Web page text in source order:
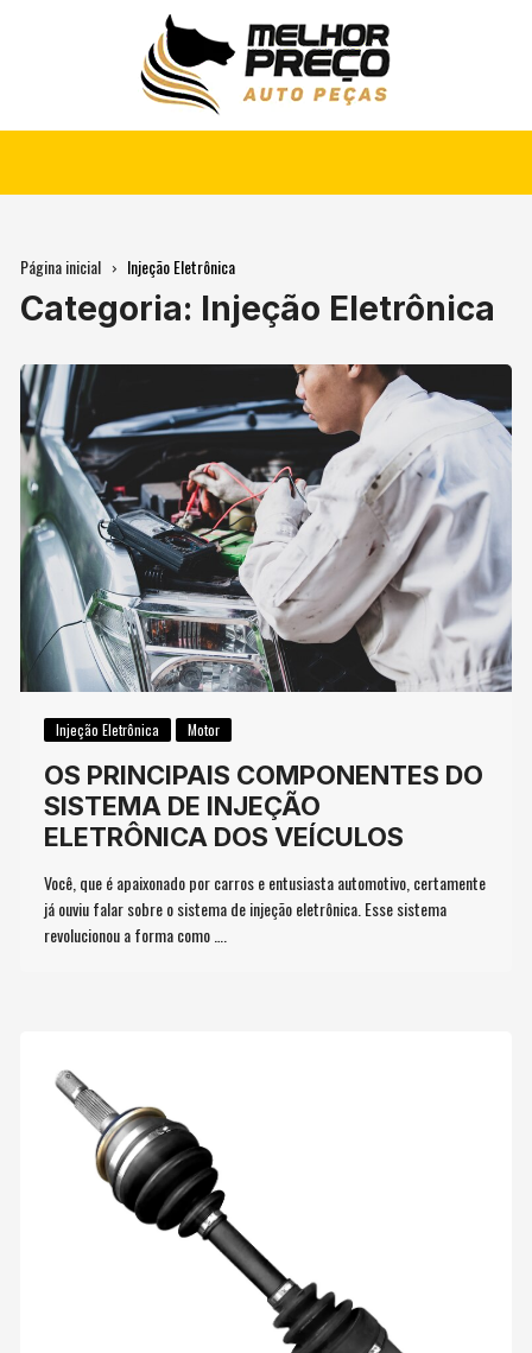
Página inicial Injeção Eletrônica
Categoria: Injeção Eletrônica
Injeção Eletrônica Motor
OS PRINCIPAIS COMPONENTES DO
SISTEMA DE INJEÇÃO
ELETRÔNICA DOS VEÍCULOS
Você, que é apaixonado por carros e entusiasta automotivo, certamente
já ouviu falar sobre o sistema de injeção eletrônica. Esse sistema
revolucionou a forma como ….